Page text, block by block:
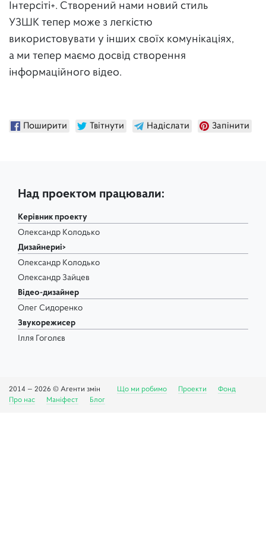
Інтерсіті+. Створений нами новий стиль
УЗШК тепер може з легкістю
використовувати у інших своїх комунікаціях,
а ми тепер маємо досвід створення
інформаційного відео.
Поширити Твітнути Надіслати Запінити
Над проектом працювали:
Керівник проекту
Олександр Колодько
Дизайнериi>
Олександр Колодько
Олександр Зайцев
Відео-дизайнер
Олег Сидоренко
Звукорежисер
Ілля Гоголєв
2014 — 2026 © Агенти змін Що ми робимо Проекти
Фонд
Про нас
Маніфест Блог